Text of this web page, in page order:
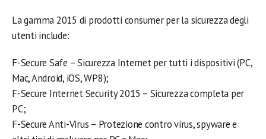
La gamma 2015 di prodotti consumer per la sicurezza degli
utenti include:
F-Secure Safe – Sicurezza Internet per tutti i dispositivi (PC,
Mac, Android, iOS, WP8);
F-Secure Internet Security 2015 – Sicurezza completa per
PC;
F-Secure Anti-Virus – Protezione contro virus, spyware e